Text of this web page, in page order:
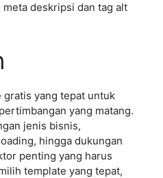
deskripsi dan tag alt
yang tepat untuk
yang matang.
jenis bisnis,
hingga dukungan
penting yang harus
template yang tepat,